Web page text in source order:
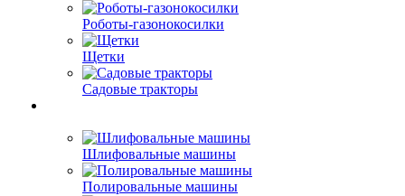
Роботы-газонокосилки
Щетки
Садовые тракторы
Шлифовальные машины
Полировальные машины